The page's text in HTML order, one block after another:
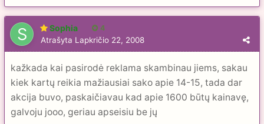
Sophia 4
Atrašyta Lapkričio 22, 2008
kažkada kai pasirodė reklama skambinau jiems, sakau
kiek kartų reikia mažiausiai sako apie 14-15, tada dar
akcija buvo, paskaičiavau kad apie 1600 būtų kainavę,
galvoju jooo, geriau apseisiu be jų